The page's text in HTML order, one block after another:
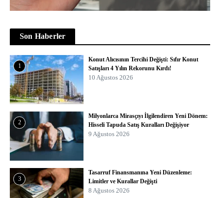
Son Haberler
1
Konut Alıcısının Tercihi Değişti: Sıfır Konut
Satışları 4 Yılın Rekorunu Kırdı!
10 Ağustos 2026
2
Milyonlarca Mirasçıyı İlgilendiren Yeni Dönem:
Hisseli Tapuda Satış Kuralları Değişiyor
9 Ağustos 2026
3
Tasarruf Finansmanına Yeni Düzenleme:
Limitler ve Kurallar Değişti
8 Ağustos 2026